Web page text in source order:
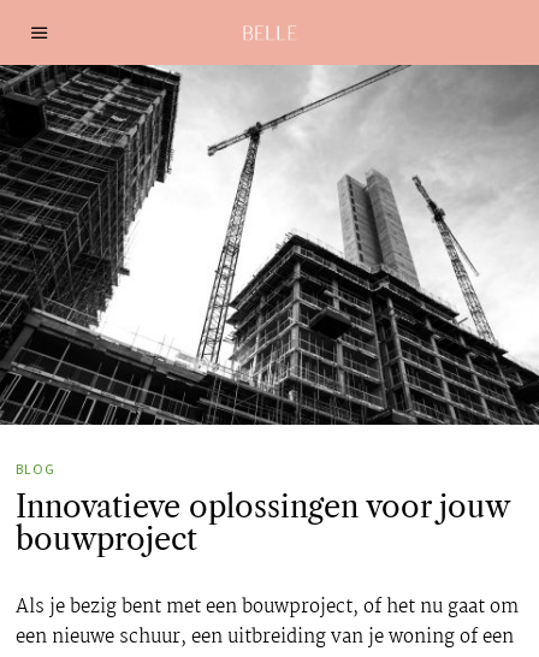
BLOG
Innovatieve oplossingen voor jouw
bouwproject
Als je bezig bent met een bouwproject, of het nu gaat om
een nieuwe schuur, een uitbreiding van je woning of een